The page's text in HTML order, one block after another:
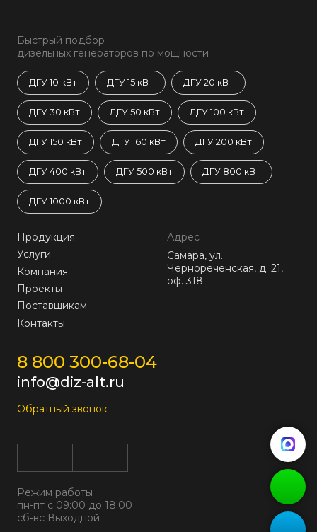
Быстрый подбор
дизельных генераторов по мощности
ДГУ 10 кВт ДГУ 15 кВт ДГУ 20 кВт
ДГУ 30 кВт ДГУ 50 кВт ДГУ 100 кВт
ДГУ 150 кВт ДГУ 160 кВт ДГУ 200 кВт
ДГУ 400 кВт ДГУ 500 кВт ДГУ 800 кВт
ДГУ 1000 кВт
Продукция
Услуги
Компания
Проекты
Поставщикам
Контакты
Адрес
Самара, ул.
Чернореченская, д. 21,
оф. 318
8 800 300-68-04
info@diz-alt.ru
Обратный звонок
Режим работы
пн-пт с 09:00 до 18:00
сб-вс Выходной